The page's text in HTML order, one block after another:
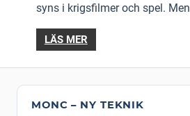
syns i krigsfilmer och spel. Men
LÄS MER
MONC – NY TEKNIK